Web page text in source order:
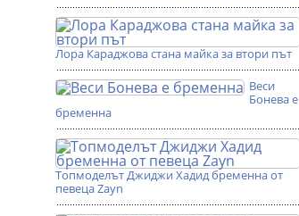
Лора Караджова стана майка за втори път
Веси
Бонева е
бременна
Топмоделът Джиджи Хадид бременна от
певеца Zayn